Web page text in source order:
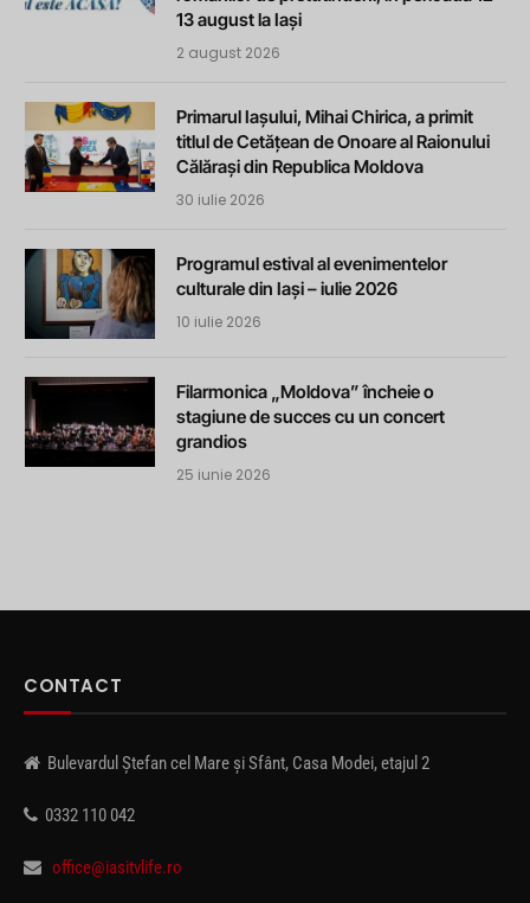
13 august la Iași
2 august 2026
Primarul Iașului, Mihai Chirica, a primit
titlul de Cetățean de Onoare al Raionului
Călărași din Republica Moldova
30 iulie 2026
Programul estival al evenimentelor
culturale din Iași – iulie 2026
10 iulie 2026
Filarmonica „Moldova” încheie o
stagiune de succes cu un concert
grandios
25 iunie 2026
CONTACT
Bulevardul Ștefan cel Mare și Sfânt, Casa Modei, etajul 2
0332 110 042
office@iasitvlife.ro